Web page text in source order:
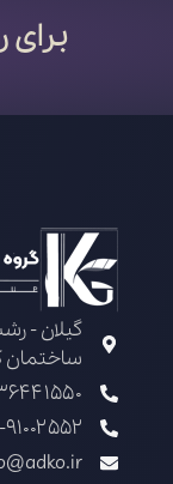
برای
ساختمان
91002552